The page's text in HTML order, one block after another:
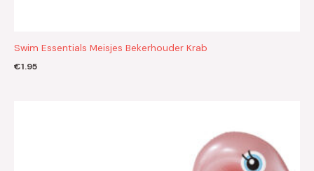
Swim Essentials Meisjes Bekerhouder Krab
€1.95